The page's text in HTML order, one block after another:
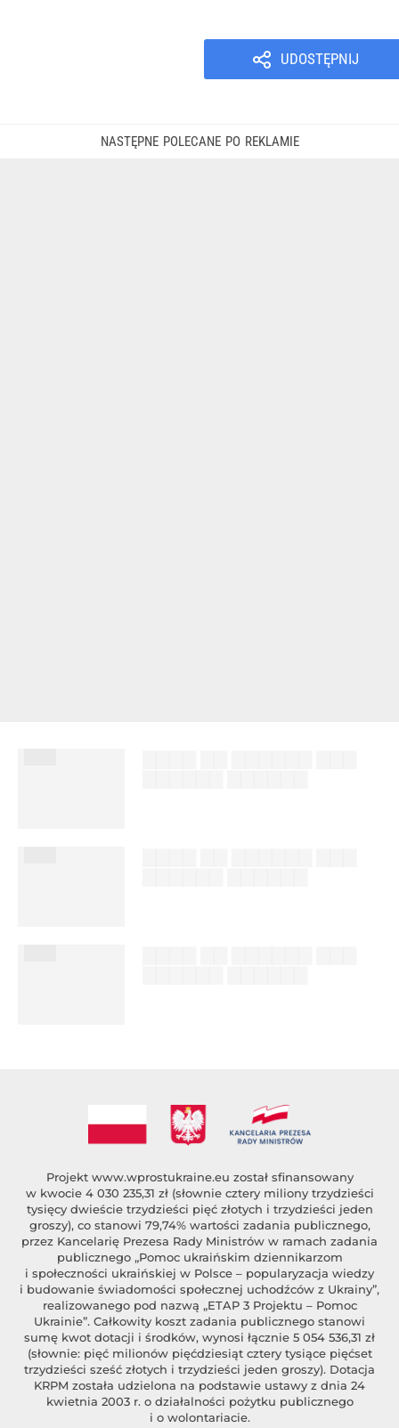
UDOSTĘPNIJ
Projekt www.wprostukraine.eu został sfinansowany
w kwocie 4 030 235,31 zł (słownie cztery miliony trzydzieści
tysięcy dwieście trzydzieści pięć złotych i trzydzieści jeden
groszy), co stanowi 79,74% wartości zadania publicznego,
przez Kancelarię Prezesa Rady Ministrów w ramach zadania
publicznego „Pomoc ukraińskim dziennikarzom
i społeczności ukraińskiej w Polsce – popularyzacja wiedzy
i budowanie świadomości społecznej uchodźców z Ukrainy”,
realizowanego pod nazwą „ETAP 3 Projektu – Pomoc
Ukrainie”. Całkowity koszt zadania publicznego stanowi
sumę kwot dotacji i środków, wynosi łącznie 5 054 536,31 zł
(słownie: pięć milionów pięćdziesiąt cztery tysiące pięćset
trzydzieści sześć złotych i trzydzieści jeden groszy). Dotacja
KRPM została udzielona na podstawie ustawy z dnia 24
kwietnia 2003 r. o działalności pożytku publicznego
i o wolontariacie.